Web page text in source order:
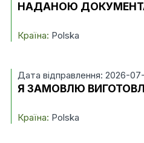
НАДАНОЮ
Країна: Polska
Дата відправлення: 2026-
Я ЗАМОВЛЮ
Країна: Polska